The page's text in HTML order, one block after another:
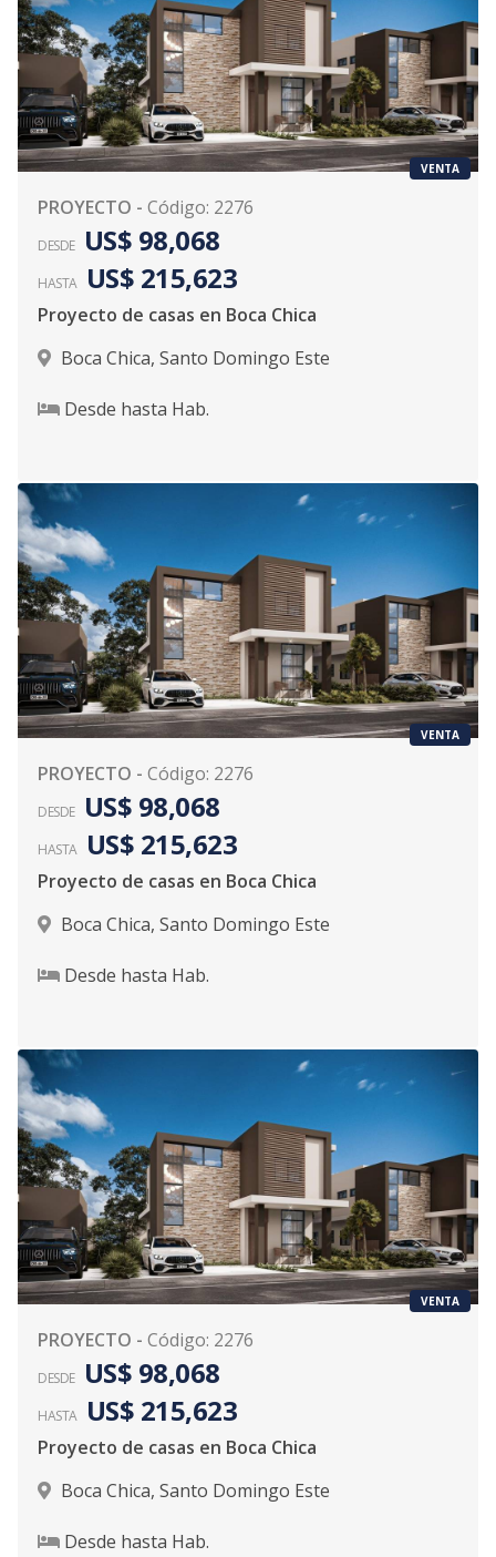
VENTA
PROYECTO - Código: 2276
DESDE US$ 98,068
HASTA US$ 215,623
Proyecto de casas en Boca Chica
Boca Chica, Santo Domingo Este
Desde hasta Hab.
VENTA
PROYECTO - Código: 2276
DESDE US$ 98,068
HASTA US$ 215,623
Proyecto de casas en Boca Chica
Boca Chica, Santo Domingo Este
Desde hasta Hab.
VENTA
PROYECTO - Código: 2276
DESDE US$ 98,068
HASTA US$ 215,623
Proyecto de casas en Boca Chica
Boca Chica, Santo Domingo Este
Desde hasta Hab.